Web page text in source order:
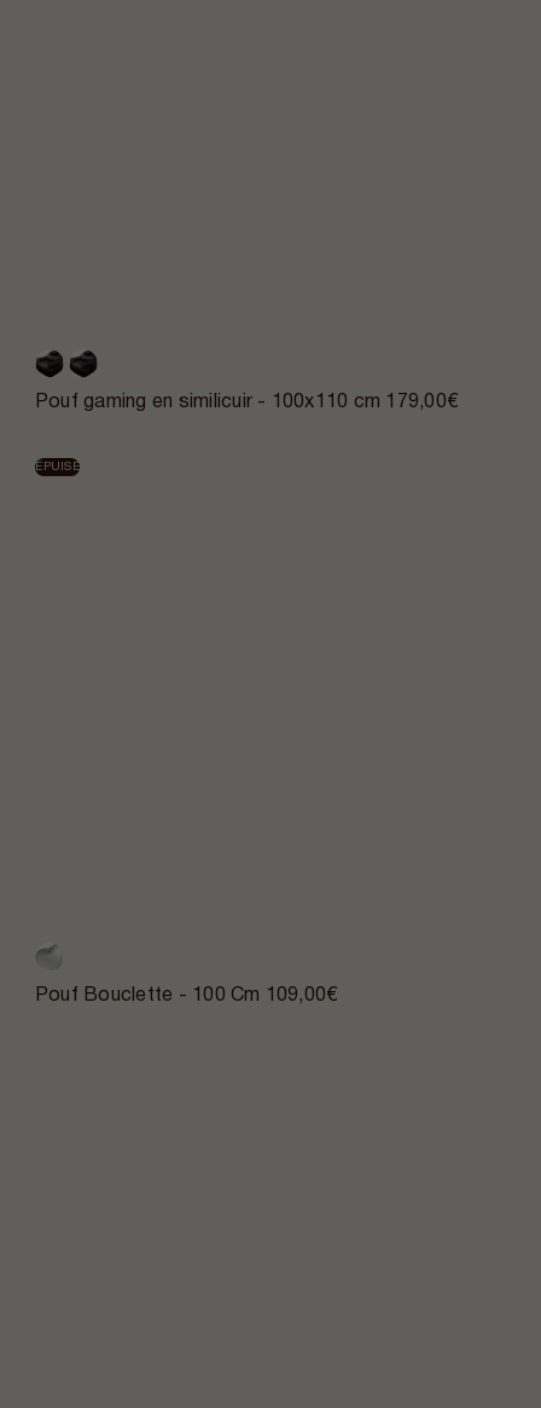
Pouf gaming en similicuir - 100x110 cm 179,00€
ÉPUISÉ
Pouf Bouclette - 100 Cm 109,00€